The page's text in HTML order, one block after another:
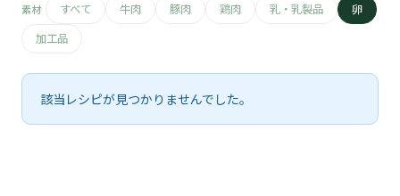
🍗
🧀
素材 すべて 牛肉 豚肉 鶏肉 乳・乳製品
卵
加工品
該当レシピが見つかりませんでした。